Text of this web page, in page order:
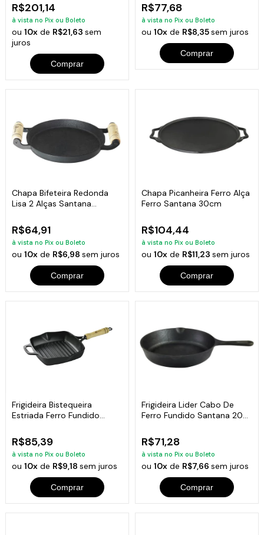
R$201,14
à vista no Pix ou Boleto
ou10x de R$21,63sem
juros
Comprar
R$77,68
à vista no Pix ou Boleto
ou 10xde R$8,35sem juros
Comprar
Chapa Bifeteira Redonda
Lisa 2 Alças Santana
R$64,91
à vista no Pix ou Boleto
ou10x de R$6,98sem juros
Comprar
Chapa Picanheira Ferro Alça
Ferro Santana 30cm
R$104,44
à vista no Pix ou Boleto
ou 10xde R$11,23 sem juros
Comprar
Frigideira Bistequeira
Estriada Ferro Fundido
R$85,39
à vista no Pix ou Boleto
ou10x de R$9,18sem juros
Comprar
Frigideira Lider Cabo De
Ferro Fundido Santana 20
R$71,28
à vista no Pix ou Boleto
ou 10xde R$7,66 sem juros
Comprar